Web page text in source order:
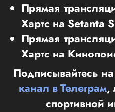
Прямая
Хартс на Setanta
Прямая
Хартс на
Подписывайтесь на
канал в Телеграм,
спортивной